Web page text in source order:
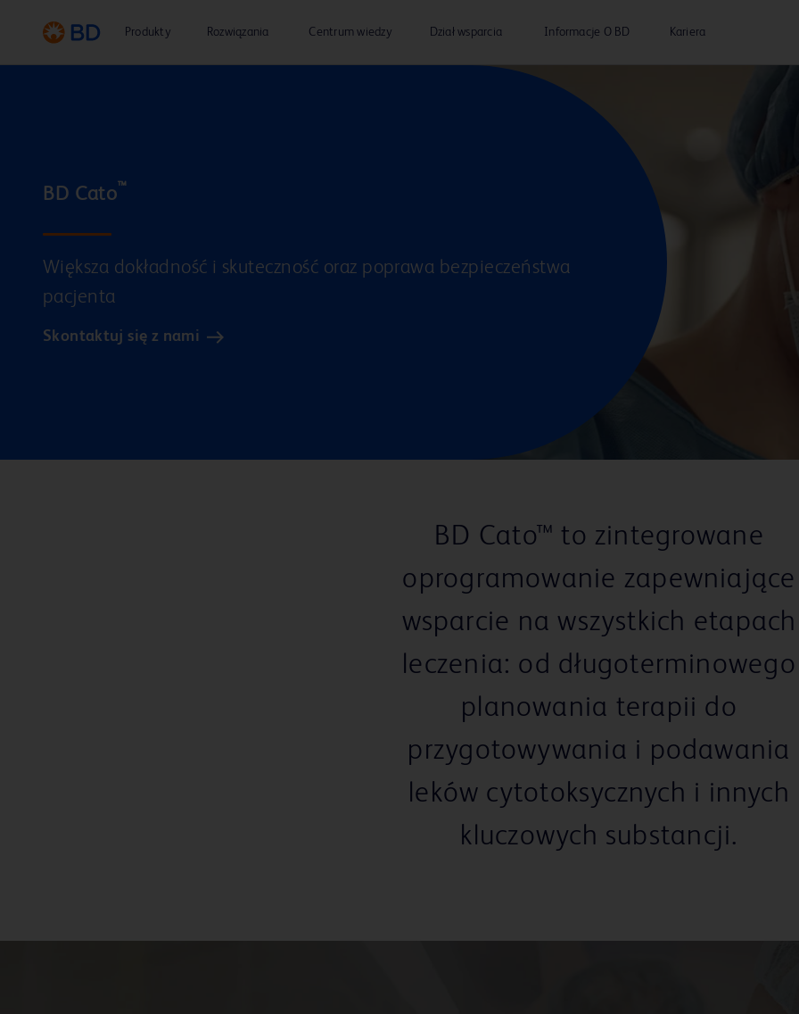
Produkty Rozwiązania Centrum wiedzy Dział wsparcia Informacje O BD Kariera
BD Cato™
Większa dokładność i skuteczność oraz poprawa bezpieczeństwa
pacjenta
Skontaktuj się z nami
BD Cato™ to zintegrowane
oprogramowanie zapewniające
wsparcie na wszystkich etapach
leczenia: od długoterminowego
planowania terapii do
przygotowywania i podawania
leków cytotoksycznych i innych
kluczowych substancji.